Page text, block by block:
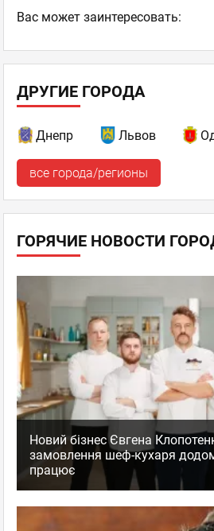
Ваc может заинтересовать:
ДРУГИЕ ГОРОДА
Днепр Львов
все города/регионы
ГОРЯЧИЕ НОВОСТИ
Новий бізнес Євгена
замовлення шеф-кухаря
працює